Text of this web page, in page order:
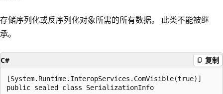
存储序列化或反序列化对象所需的所有数据。 此类不能被继
承。
C# 复制
[System.Runtime.InteropServices.ComVisible(true)]
public sealed class SerializationInfo